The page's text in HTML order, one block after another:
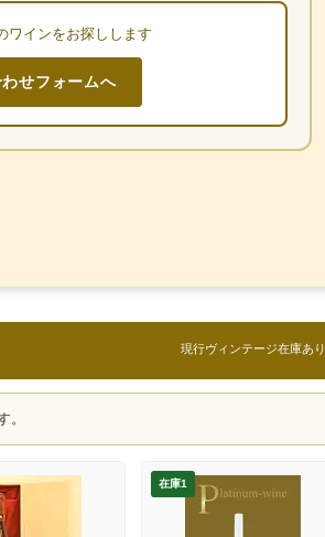
ワインをお探しします
せフォームへ
現行ヴィンテージ在庫あり
。
在庫1